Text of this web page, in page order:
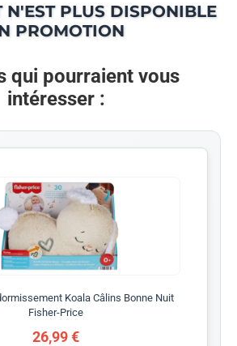
N'EST PLUS DISPONIBLE
PROMOTION
qui pourraient vous
intéresser :
Koala Câlins Bonne Nuit
Fisher-Price
26,99 €